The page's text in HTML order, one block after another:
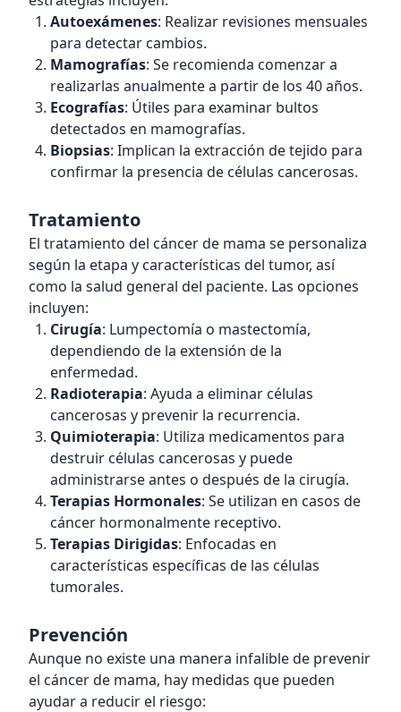
Autoexámenes: Realizar revisiones mensuales
para detectar cambios.
Mamografías: Se recomienda comenzar a
realizarlas anualmente a partir de los 40 años.
Ecografías: Útiles para examinar bultos
detectados en mamografías.
Biopsias: Implican la extracción de tejido para
confirmar la presencia de células cancerosas.
Tratamiento
El tratamiento del cáncer de mama se personaliza
según la etapa y características del tumor, así
como la salud general del paciente. Las opciones
incluyen:
Cirugía: Lumpectomía o mastectomía,
dependiendo de la extensión de la
enfermedad.
Radioterapia: Ayuda a eliminar células
cancerosas y prevenir la recurrencia.
Quimioterapia: Utiliza medicamentos para
destruir células cancerosas y puede
administrarse antes o después de la cirugía.
Terapias Hormonales: Se utilizan en casos de
cáncer hormonalmente receptivo.
Terapias Dirigidas: Enfocadas en
características específicas de las células
tumorales.
Prevención
Aunque no existe una manera infalible de prevenir
el cáncer de mama, hay medidas que pueden
ayudar a reducir el riesgo: